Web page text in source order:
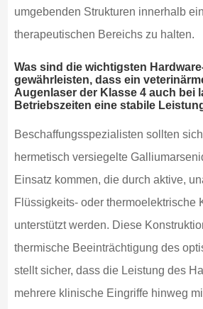
umgebenden Strukturen innerhalb
therapeutischen Bereichs zu halten.
Was sind die wichtigsten
gewährleisten, dass ein
Augenlaser der Klasse 4 auch bei
Betriebszeiten eine stabile
Beschaffungsspezialisten sollten
hermetisch versiegelte
Einsatz kommen, die durch aktive,
Flüssigkeits- oder thermoelektrische
unterstützt werden. Diese
thermische Beeinträchtigung des
stellt sicher, dass die Leistung des
mehrere klinische Eingriffe hinweg